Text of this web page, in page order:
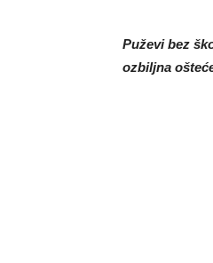
Puževi bez
ozbiljna